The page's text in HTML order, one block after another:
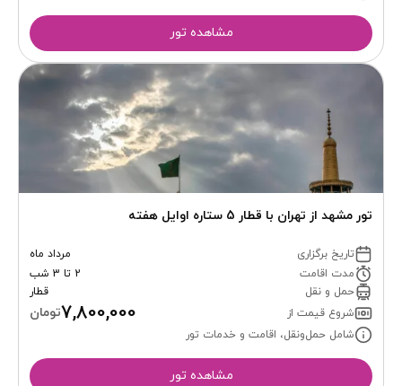
مشاهده تور
تور مشهد از تهران با قطار 5 ستاره اوایل هفته
تاریخ برگزاری
مرداد ماه
مدت اقامت
2 تا 3 شب
حمل و نقل
قطار
شروع قیمت از
7,800,000تومان
شامل حمل‌ونقل، اقامت و خدمات تور
مشاهده تور